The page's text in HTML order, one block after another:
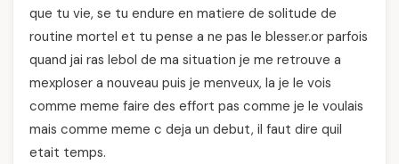
que tu vie, se tu endure en matiere de solitude de
routine mortel et tu pense a ne pas le blesser.or parfois
quand jai ras lebol de ma situation je me retrouve a
mexploser a nouveau puis je menveux, la je le vois
comme meme faire des effort pas comme je le voulais
mais comme meme c deja un debut, il faut dire quil
etait temps.